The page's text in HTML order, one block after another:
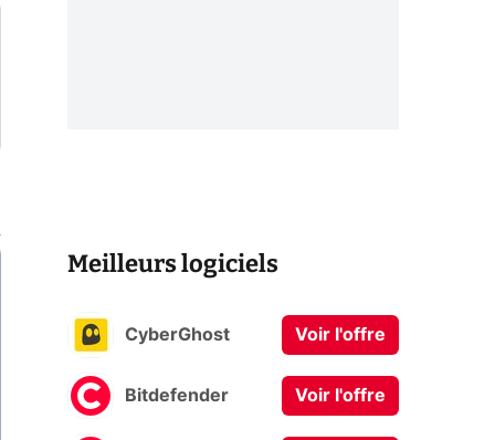
Meilleurs logiciels
CyberGhost Voir l'offre
Bitdefender Voir l'offre